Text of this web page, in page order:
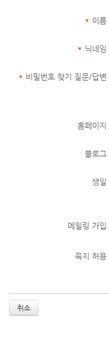
* 이름
* 닉네임
* 비밀번호 찾기 질문/답변
홈페이지
블로그
생일
메일링 가입
쪽지 허용
취소